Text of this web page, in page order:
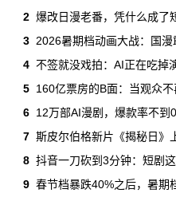
7月1日起AI漫剧独立上
的，平台自己兜着
过去两年，AI漫剧用一种近
吃掉了整个微短剧市场95%
6月29日 10:20:00
2 爆改日漫老番，凭什么成了
3 2026暑期档动画大战：国
4 不签就没戏拍：AI正在吃掉
5 160亿票房的B面：当观众
6 12万部AI漫剧，爆款率不到
7 斯皮尔伯格新片《揭秘日》
8 抖音一刀砍到3分钟：短剧
9 春节档暴跌40%之后，暑期